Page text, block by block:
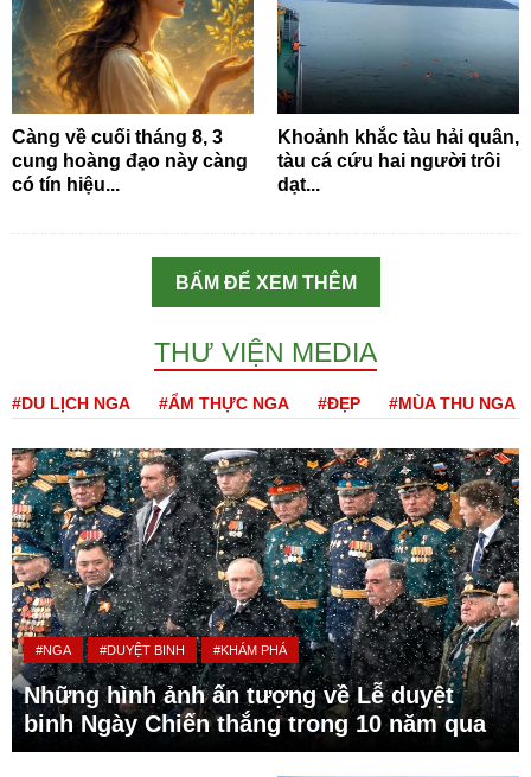
Càng về cuối tháng 8, 3
cung hoàng đạo này càng
có tín hiệu...
Khoảnh khắc tàu hải quân,
tàu cá cứu hai người trôi
dạt...
BẤM ĐỂ XEM THÊM
THƯ VIỆN MEDIA
#DU LỊCH NGA #ẨM THỰC NGA #ĐẸP #MÙA THU NGA
#NGA #DUYỆT BINH #KHÁM PHÁ
Những hình ảnh ấn tượng về Lễ duyệt
binh Ngày Chiến thắng trong 10 năm qua